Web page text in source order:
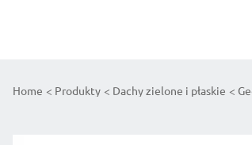
Home Produkty Dachy zielone i płaskie